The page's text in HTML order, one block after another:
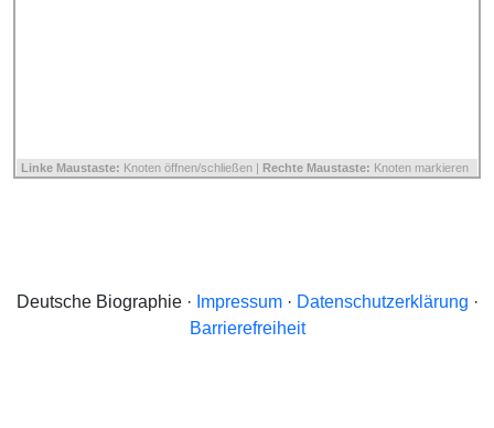
Linke Maustaste: Knoten öffnen/schließen | Rechte Maustaste: Knoten markieren
Deutsche Biographie · Impressum· Datenschutzerklärung ·
Barrierefreiheit